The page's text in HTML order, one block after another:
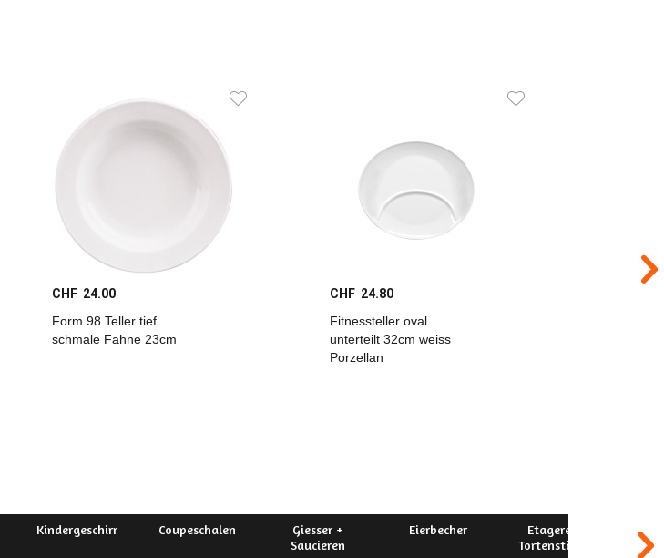
CHF 24.00
Form 98 Teller tief
schmale Fahne 23cm
CHF 24.80
Fitnessteller oval
unterteilt 32cm weiss
Porzellan
Kindergeschirr Coupeschalen
Giesser +
Saucieren
Eierbecher
Etageren +
Tortenständer